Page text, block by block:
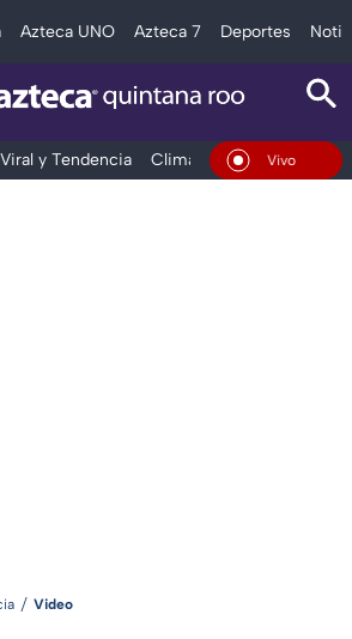
Azteca UNO Azteca 7 Deportes
Viral y Tendencia Clima Tráfico
En Vivo
Video